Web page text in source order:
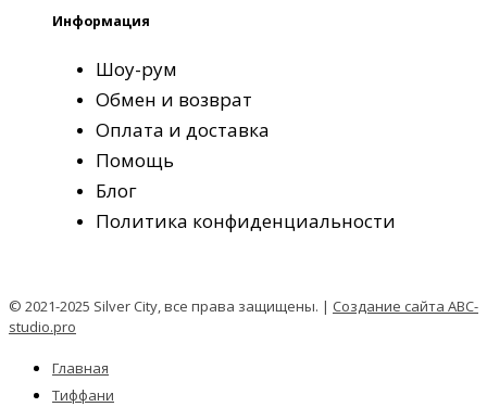
Информация
Шоу-рум
Обмен и возврат
Оплата и доставка
Помощь
Блог
Политика конфиденциальности
© 2021-2025 Silver City, все права защищены. | Создание сайта ABC-
studio.pro
Главная
Тиффани